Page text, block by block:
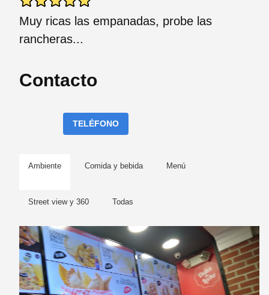
Muy ricas las empanadas, probe las
rancheras...
Contacto
TELÉFONO
Ambiente Comida y bebida Menú
Street view y 360 Todas